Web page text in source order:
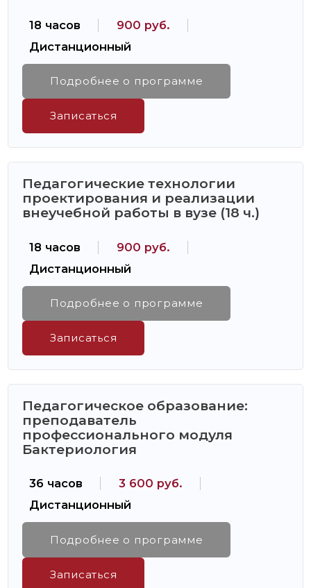
18 часов
900 руб.
Дистанционный
Подробнее о программе
Записаться
Педагогические технологии
проектирования и реализации
внеучебной работы в вузе (18 ч.)
18 часов
900 руб.
Дистанционный
Подробнее о программе
Записаться
Педагогическое образование:
преподаватель
профессионального модуля
Бактериология
36 часов
3 600 руб.
Дистанционный
Подробнее о программе
Записаться